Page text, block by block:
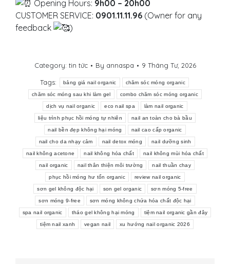
Opening Hours: 9h00 – 20h00
CUSTOMER SERVICE: 0901.11.11.96 (Owner for any
feedback
)
Category: tin tức By annaspa 9 Tháng Tư, 2026
Tags: bảng giá nail organic chăm sóc móng organic
chăm sóc móng sau khi làm gel combo chăm sóc móng organic
dịch vụ nail organic eco nail spa làm nail organic
liệu trình phục hồi móng tự nhiên nail an toàn cho bà bầu
nail bền đẹp không hại móng nail cao cấp organic
nail cho da nhạy cảm nail detox móng nail dưỡng sinh
nail không acetone nail không hóa chất nail không mùi hóa chất
nail organic nail thân thiện môi trường nail thuần chay
phục hồi móng hư tổn organic review nail organic
sơn gel không độc hại son gel organic sơn móng 5-free
sơn móng 9-free sơn móng không chứa hóa chất độc hại
spa nail organic tháo gel không hại móng tiệm nail organic gần đây
tiệm nail xanh vegan nail xu hướng nail organic 2026